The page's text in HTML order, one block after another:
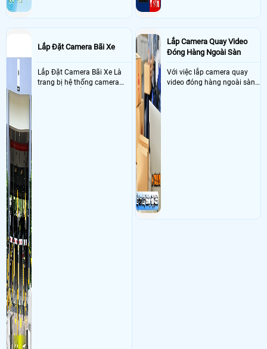
Lắp Đặt Camera Bãi Xe
Lắp Đặt Camera Bãi Xe Là
trang bị hệ thống camera
Lắp Camera Quay Video
Đóng Hàng Ngoài Sàn
Với việc lắp camera quay
video đóng hàng ngoài sàn